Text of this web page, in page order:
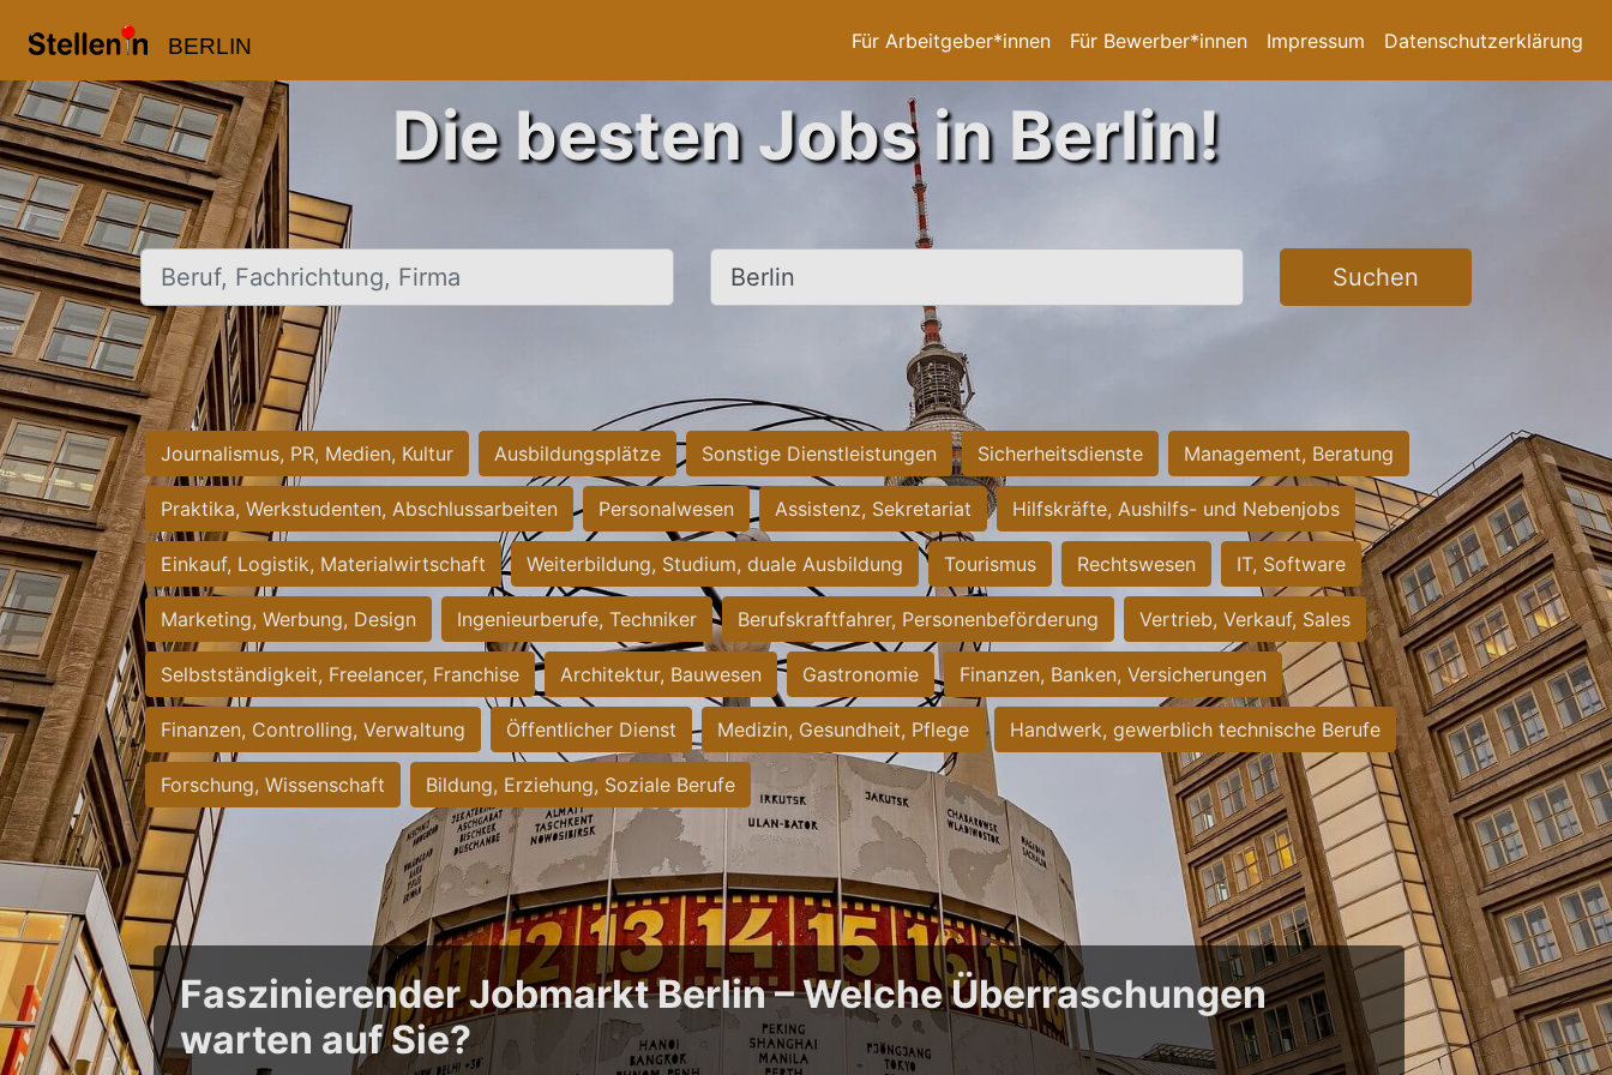
BERLIN Für Arbeitgeber*innen Für Bewerber*innen Impressum Datenschutzerklärung
Die besten Jobs in Berlin!
Beruf, Fachrichtung, Firma Ort, Stadt Suchen
Journalismus, PR, Medien, Kultur Ausbildungsplätze Sonstige Dienstleistungen Sicherheitsdienste Management, Beratung
Praktika, Werkstudenten, Abschlussarbeiten Personalwesen Assistenz, Sekretariat Hilfskräfte, Aushilfs- und Nebenjobs
Einkauf, Logistik, Materialwirtschaft Weiterbildung, Studium, duale Ausbildung Tourismus Rechtswesen IT, Software
Marketing, Werbung, Design Ingenieurberufe, Techniker Berufskraftfahrer, Personenbeförderung Vertrieb, Verkauf, Sales
Selbstständigkeit, Freelancer, Franchise Architektur, Bauwesen Gastronomie Finanzen, Banken, Versicherungen
Finanzen, Controlling, Verwaltung Öffentlicher Dienst Medizin, Gesundheit, Pflege Handwerk, gewerblich technische Berufe
Forschung, Wissenschaft Bildung, Erziehung, Soziale Berufe
Faszinierender Jobmarkt Berlin – Welche Überraschungen
warten auf Sie?